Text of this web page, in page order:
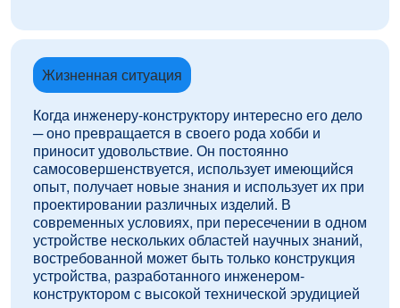
Жизненная ситуация
Когда инженеру-конструктору интересно его дело
─ оно превращается в своего рода хобби и
приносит удовольствие. Он постоянно
самосовершенствуется, использует имеющийся
опыт, получает новые знания и использует их при
проектировании различных изделий. В
современных условиях, при пересечении в одном
устройстве нескольких областей научных знаний,
востребованной может быть только конструкция
устройства, разработанного инженером-
конструктором с высокой технической эрудицией